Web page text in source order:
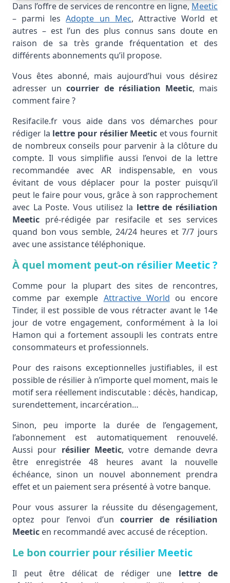
Dans l’offre de services de rencontre en ligne, Meetic
– parmi lesAdopte un Mec, Attractive World et
autres – est l’un des plus connus sans doute en
raison de sa très grande fréquentation et des
différents abonnements qu’il propose.
Vous êtes abonné, mais aujourd’hui vous désirez
adresser uncourrier de résiliation Meetic, mais
comment faire ?
Resifacile.fr vous aide dans vos démarches pour
rédiger la lettre pour résilier Meetic et vous fournit
de nombreux conseils pour parvenir à la clôture du
compte. Il vous simplifie aussi l’envoi de la lettre
recommandée avec AR indispensable, en vous
évitant de vous déplacer pour la poster puisqu’il
peut le faire pour vous, grâce à son rapprochement
avec La Poste. Vous utilisez la lettre de résiliation
Meetic pré-rédigée par resifacile et ses services
quand bon vous semble, 24/24 heures et 7/7 jours
avec une assistance téléphonique.
À quel moment peut-on résilier Meetic ?
Comme pour la plupart des sites de rencontres,
comme par exemple Attractive World ou encore
Tinder, il est possible de vous rétracter avant le 14e
jour de votre engagement, conformément à la loi
Hamon qui a fortement assoupli les contrats entre
consommateurs et professionnels.
Pour des raisons exceptionnelles justifiables, il est
possible de résilier à n’importe quel moment, mais le
motif sera réellement indiscutable : décès, handicap,
surendettement, incarcération…
Sinon, peu importe la durée de l’engagement,
l’abonnement est automatiquement renouvelé.
Aussi pour résilier Meetic, votre demande devra
être enregistrée 48 heures avant la nouvelle
échéance, sinon un nouvel abonnement prendra
effet et un paiement sera présenté à votre banque.
Pour vous assurer la réussite du désengagement,
optez pour l’envoi d’un courrier de résiliation
Meetic en recommandé avec accusé de réception.
Le bon courrier pour résilier Meetic
Il peut être délicat de rédiger une lettre de